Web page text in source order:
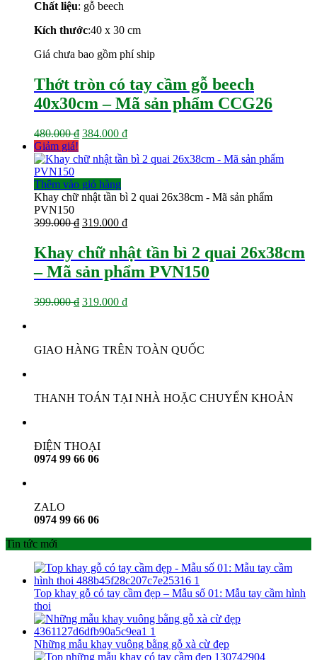
Chất liệu: gỗ beech
Kích thước:40 x 30 cm
Giá chưa bao gồm phí ship
Thớt tròn có tay cầm gỗ beech
40x30cm – Mã sản phẩm CCG26
480.000₫ Giá
là:
384.000 ₫Giá
tại
Giảm giá!
Thêm vào giỏ hàng
Khay chữ nhật tần bì 2 quai 26x38cm - Mã sản phẩm
PVN150
399.000₫ Giá
là:
399.000 ₫.
319.000 ₫Giá
tại
là:
319.000 ₫.
Khay chữ nhật tần bì 2 quai 26x38cm
– Mã sản phẩm PVN150
399.000₫ Giá
319.000 ₫Giá
319.000 ₫.
GIAO HÀNG TRÊN TOÀN QUỐC
THANH TOÁN TẠI NHÀ HOẶC CHUYỂN KHOẢN
ĐIỆN THOẠI
0974 99 66 06
ZALO
0974 99 66 06
Tin tức mới
Top khay gỗ có tay cầm đẹp – Mẫu số 01: Mẫu tay cầm hình
thoi
Những mẫu khay vuông bằng gỗ xà cừ đẹp